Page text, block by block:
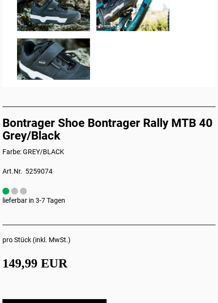
Bontrager Shoe Bontrager Rally MTB 40
Grey/Black
Farbe: GREY/BLACK
Art.Nr. 5259074
lieferbar in 3-7 Tagen
pro Stück (inkl. MwSt.)
149,99 EUR